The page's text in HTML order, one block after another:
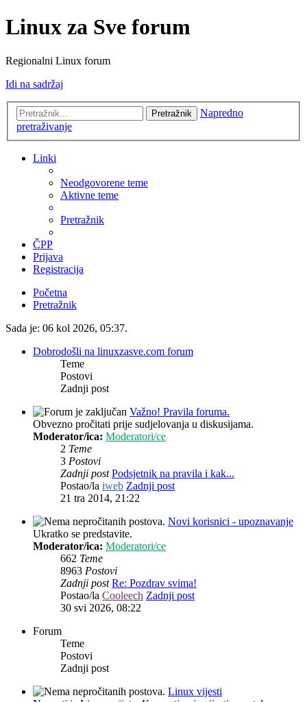
Linux za Sve forum
Regionalni Linux forum
Idi na sadržaj
Pretražnik
Napredno
pretraživanje
Linki
Neodgovorene teme
Aktivne teme
Pretražnik
ČPP
Prijava
Registracija
Početna
Pretražnik
Sada je: 06 kol 2026, 05:37.
Dobrodošli na linuxzasve.com forum
Teme
Postovi
Zadnji post
Važno! Pravila foruma.
Obvezno pročitati prije sudjelovanja u diskusijama.
Moderator/ica: Moderatori/ce
2 Teme
3 Postovi
Zadnji post Podsjetnik na pravila i kak...
Postao/la iweb Zadnji post
21 tra 2014, 21:22
Novi korisnici - upoznavanje
Ukratko se predstavite.
Moderator/ica: Moderatori/ce
662 Teme
8963 Postovi
Zadnji post Re: Pozdrav svima!
Postao/la Cooleech Zadnji post
30 svi 2026, 08:22
Forum
Teme
Postovi
Zadnji post
Linux vijesti